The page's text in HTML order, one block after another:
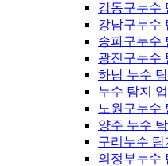
강동구누수
강남구누수
송파구누수
광진구누수
하남 누수
누수 탐지
노원구누수
양주 누수
구리누수 탐
의정부누수